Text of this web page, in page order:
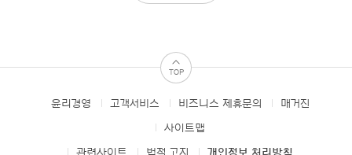
TOP
FOOTER윤리경영 고객서비스 비즈니스 제휴문의 매거진
사이트맵
관련사이트 법적 고지 개인정보 처리방침